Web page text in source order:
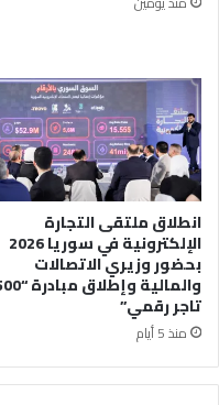
انطلاق ملتقى التجارة
الإلكترونية في سوريا 2026
بحضور وزيري الاتصالات
والمالية وإطلاق
تاجر رقمي”
منذ 5 أيام